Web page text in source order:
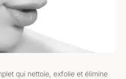
qui nettoie, exfolie et élimine